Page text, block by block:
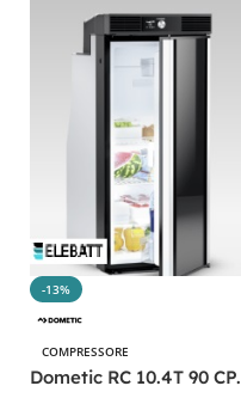
-13%
COMPRESSORE
Dometic RC 10.4T 90 CP.